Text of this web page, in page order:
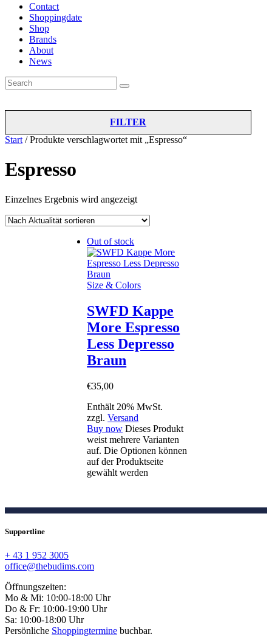
Contact
Shoppingdate
Shop
Brands
About
News
Start / Produkte verschlagwortet mit „Espresso“
Espresso
Einzelnes Ergebnis wird angezeigt
Out of stock
Size & Colors
SWFD Kappe
More Espresso
Less Depresso
Braun
€35,00
Enthält 20% MwSt.
zzgl.Versand
Buy now Dieses Produkt
weist mehrere Varianten
auf. Die Optionen können
auf der Produktseite
gewählt werden
FILTER
Supportline
+ 43 1 952 3005
office@thebudims.com
Öffnungszeiten:
Mo & Mi: 10:00-18:00 Uhr
Do & Fr: 10:00-19:00 Uhr
Sa: 10:00-18:00 Uhr
Persönliche Shoppingtermine buchbar.